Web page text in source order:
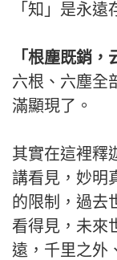
「知」是永遠
「根塵既銷，
六根、六塵全
滿顯現了。
其實在這裡釋
講看見，妙明
的限制，過去
看得見，未來
遠，千里之外